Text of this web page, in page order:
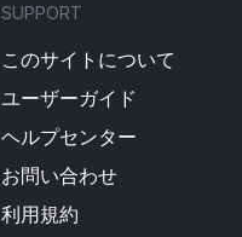
SUPPORT
このサイトについて
ユーザーガイド
ヘルプセンター
お問い合わせ
利用規約